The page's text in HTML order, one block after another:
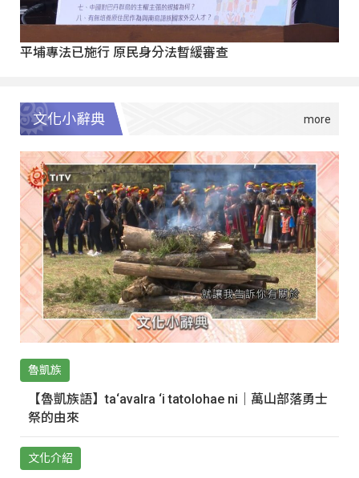
平埔專法已施行 原民身分法暫緩審查
文化小辭典
魯凱族
【魯凱族語】ta‘avalra ‘i tatolohae ni｜萬山部落勇士
祭的由來
文化介紹